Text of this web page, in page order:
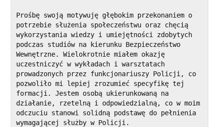
Prośbę swoją motywuję głębokim przekonaniem o
potrzebie służenia społeczeństwu oraz chęcią
wykorzystania wiedzy i umiejętności zdobytych
podczas studiów na kierunku Bezpieczeństwo
Wewnętrzne. Wielokrotnie miałem okazję
uczestniczyć w wykładach i warsztatach
prowadzonych przez funkcjonariuszy Policji, co
pozwoliło mi lepiej zrozumieć specyfikę tej
formacji. Jestem osobą ukierunkowaną na
działanie, rzetelną i odpowiedzialną, co w moim
odczuciu stanowi solidną podstawę do pełnienia
wymagającej służby w Policji.